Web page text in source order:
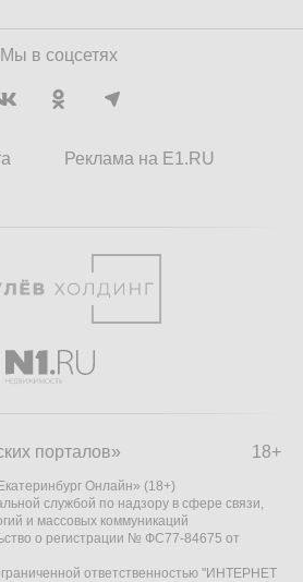
Мы в соцсетях
Реклама на E1.RU
18+
порталов»
Онлайн» (18+)
службой по надзору в сфере связи,
и массовых коммуникаций
о регистрации № ФС77-84675 от
ответственностью "ИНТЕРНЕТ